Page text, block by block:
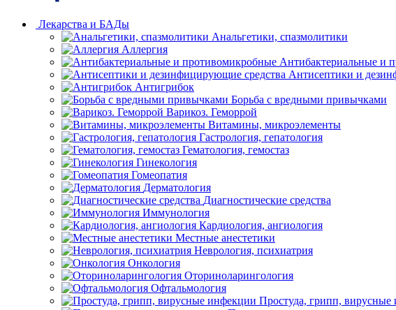
Лекарства и БАДы
Анальгетики, спазмолитики
Аллергия
Антибактериальные и
Антисептики и
Антигрибок
Борьба с вредными привычками
Варикоз. Геморрой
Витамины, микроэлементы
Гастрология, гепатология
Гематология, гемостаз
Гинекология
Гомеопатия
Дерматология
Диагностические средства
Иммунология
Кардиология, ангиология
Местные анестетики
Неврология, психиатрия
Онкология
Оториноларингология
Офтальмология
Простуда, грипп, вирусные